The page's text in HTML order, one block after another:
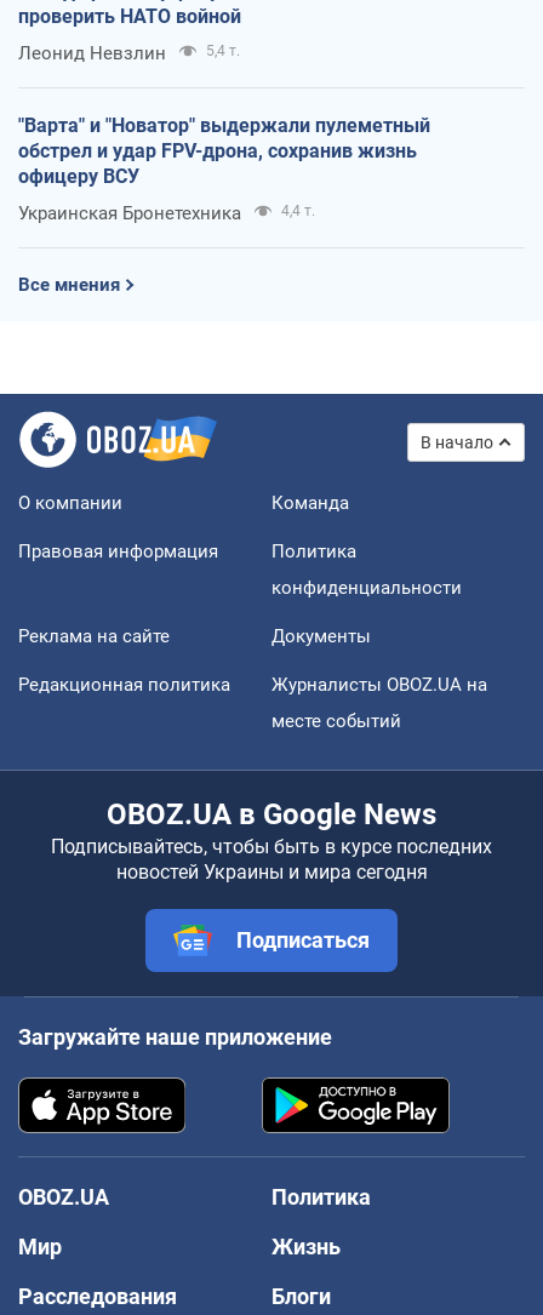
проверить НАТО войной
Леонид Невзлин 5,4 т.
"Варта" и "Новатор" выдержали пулеметный
обстрел и удар FPV-дрона, сохранив жизнь
офицеру ВСУ
Украинская Бронетехника 4,4 т.
Все мнения
В начало
О компании Команда
Правовая информация
Политика
конфиденциальности
Реклама на сайте Документы
Редакционная политика
Журналисты OBOZ.UA на
месте событий
OBOZ.UA в Google News
Подписывайтесь, чтобы быть в курсе последних
новостей Украины и мира сегодня
Подписаться
Загружайте наше приложение
OBOZ.UA
Политика
Мир
Жизнь
Расследования
Блоги